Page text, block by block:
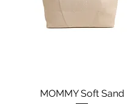
MOMMY Soft Sand